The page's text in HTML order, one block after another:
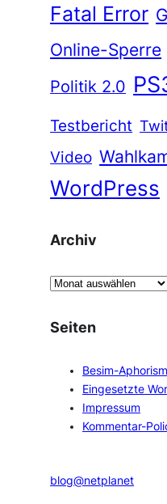
Fatal Error
Online-Sperre
Politik 2.0
Testbericht
Video
WordPress
Archiv
A
c
Seiten
Besim-
Eingesetzte
Impressum
Kommentar-
blog@netplanet